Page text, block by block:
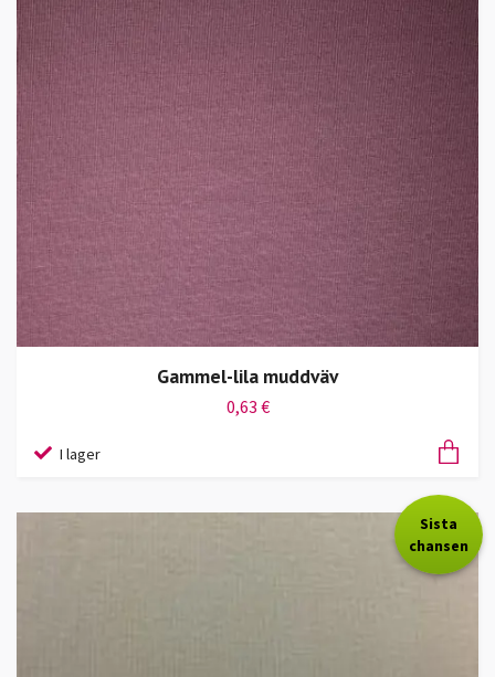
Gammel-lila muddväv
0,63 €
I lager
Sista
chansen